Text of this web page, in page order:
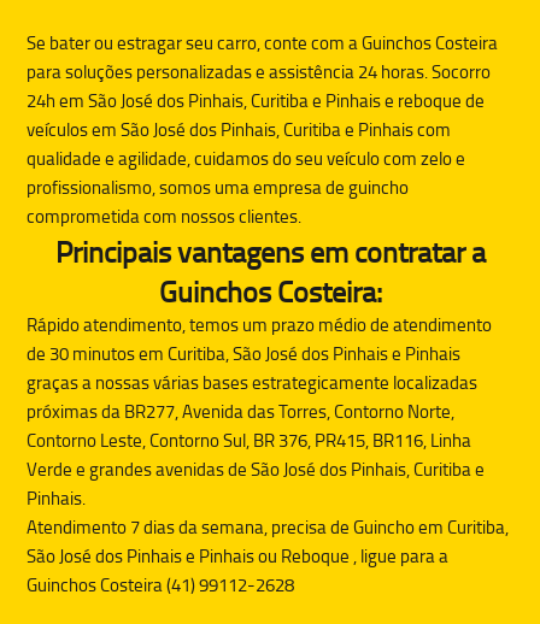
Se bater ou estragar seu carro, conte com aGuinchos Costeira
para soluções personalizadas e assistência 24 horas. Socorro
24h em São José dos Pinhais, Curitiba e Pinhais e reboque de
veículos em São José dos Pinhais, Curitiba e Pinhais com
qualidade e agilidade, cuidamos do seu veículo com zelo e
profissionalismo, somos uma empresa de guincho
comprometida com nossos clientes.
Principais vantagens em contratar a
Guinchos Costeira:
Rápido atendimento, temos um prazo médio de atendimento
de 30 minutos em Curitiba, São José dos Pinhais e Pinhais
graças a nossas várias bases estrategicamente localizadas
próximas da BR277, Avenida das Torres, Contorno Norte,
Contorno Leste, Contorno Sul, BR 376, PR415, BR116, Linha
Verde e grandes avenidas de São José dos Pinhais, Curitiba e
Pinhais.
Atendimento 7 dias da semana, precisa deGuinchoem Curitiba,
São José dos Pinhais e Pinhais ou Reboque , ligue para a
Guinchos Costeira (41) 99112-2628